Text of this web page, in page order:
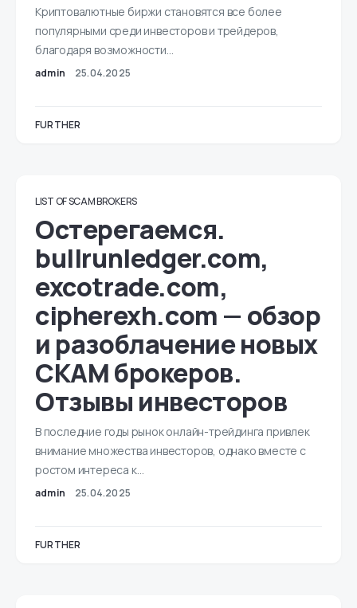
Криптовалютные биржи становятся все более
популярными среди инвесторов и трейдеров,
благодаря возможности…
admin 25.04.2025
FURTHER
LIST OF SCAM BROKERS
Остерегаемся.
bullrunledger.com,
excotrade.com,
cipherexh.com — обзор
и разоблачение новых
СКАМ брокеров.
Отзывы инвесторов
В последние годы рынок онлайн-трейдинга привлек
внимание множества инвесторов, однако вместе с
ростом интереса к…
admin 25.04.2025
FURTHER